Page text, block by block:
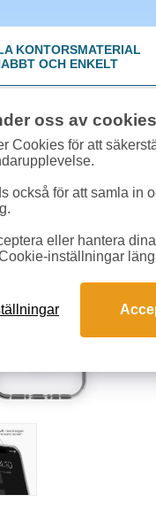
KONTORSMATERIAL
OCH ENKELT
»iPhone tillbehör»
oss av cookies
Cookies för att
också för att samla in
eller hantera
inställningar